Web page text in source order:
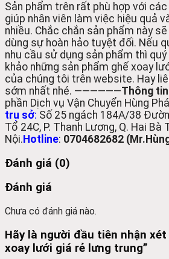
Sản phẩm trên rất phù hợp với
giúp nhân viên làm việc hiệu quả
nhiều. Chắc chắn sản phẩm này
dùng sự hoàn hảo tuyệt đối. Nếu
nhu cầu sử dụng sản phẩm thì
khảo những sản phẩm ghế xoay
của chúng tôi trên website. Hay
sớm nhất nhé. ——————Thông
phần Dịch vụ Vận Chuyển Hùng
trụ sở: Số 25 ngách 184A/38
Tổ 24C, P. Thanh Lương, Q. Hai Bà
Nội. Hotline: 0704682682
Đánh giá (0)
Đánh giá
Chưa có đánh giá nào.
Hãy là người đầu tiên nhận xét
xoay lưới giá rẻ lưng trung”